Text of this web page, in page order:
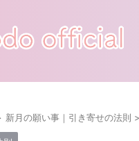
新月の願い事｜引き寄せの法則 >